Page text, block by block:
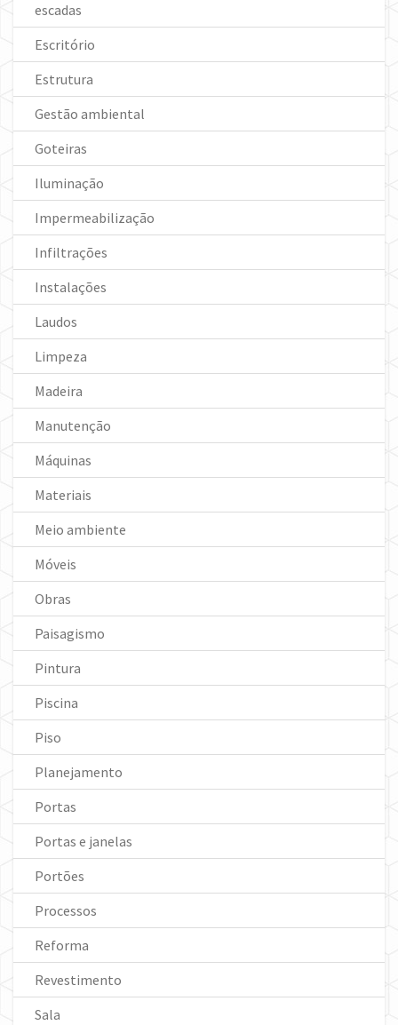
escadas
Escritório
Estrutura
Gestão ambiental
Goteiras
Iluminação
Impermeabilização
Infiltrações
Instalações
Laudos
Limpeza
Madeira
Manutenção
Máquinas
Materiais
Meio ambiente
Móveis
Obras
Paisagismo
Pintura
Piscina
Piso
Planejamento
Portas
Portas e janelas
Portões
Processos
Reforma
Revestimento
Sala